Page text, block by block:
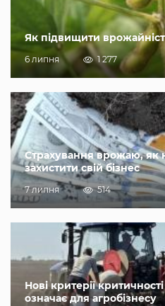
Як підвищити
6 липня 1 277
Страхування врожаю, як
захистити свій бізнес
7 липня 514
Нові критерії
означає для агробізнесу